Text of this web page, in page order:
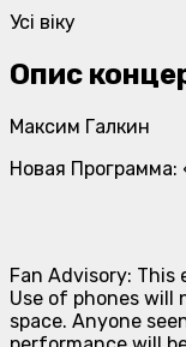
Усі віку
Опис
Максим Галкин
Новая Программа:
Fan Advisory:
Use of phones will
space. Anyone